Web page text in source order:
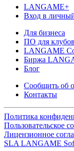
LANGAME+
Вход в
Для бизнеса
ПО для клубов
LANGAME
Биржа
Блог
Сообщить об
Контакты
Политика
Пользовательское
Лицензионное
SLA LANGAME